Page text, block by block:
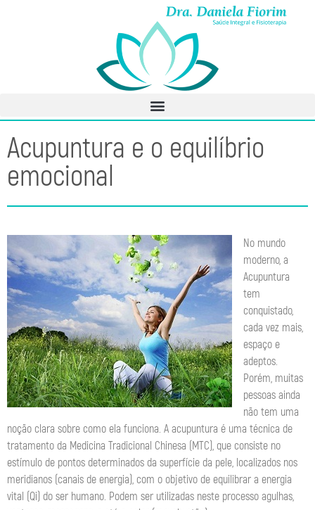
Acupuntura e o equilíbrio
emocional
No mundo
moderno, a
Acupuntura
tem
conquistado,
cada vez mais,
espaço e
adeptos.
Porém, muitas
pessoas ainda
não tem uma
noção clara sobre como ela funciona. A acupuntura é uma técnica de
tratamento da Medicina Tradicional Chinesa (MTC), que consiste no
estímulo de pontos determinados da superfície da pele, localizados nos
meridianos (canais de energia), com o objetivo de equilibrar a energia
vital (Qi) do ser humano. Podem ser utilizadas neste processo agulhas,